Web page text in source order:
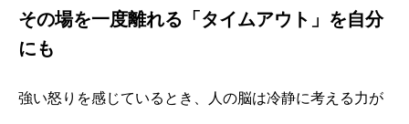
その場を一度離れる「タイムアウト」を自分
にも
強い怒りを感じているとき、人の脳は冷静に考える力が